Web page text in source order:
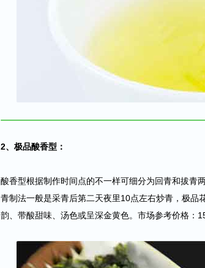
2、极品酸香型：
酸香型根据制作时间点的不一样可细分为回青和拔青
青制法一般是采青后第二天夜里10点左右炒青，极
韵、带酸甜味、汤色或呈深金黄色。市场参考价格：